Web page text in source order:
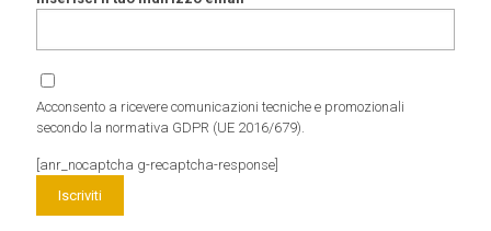
Acconsento a ricevere comunicazioni tecniche e promozionali
secondo la normativa GDPR (UE 2016/679).
[anr_nocaptcha g-recaptcha-response]